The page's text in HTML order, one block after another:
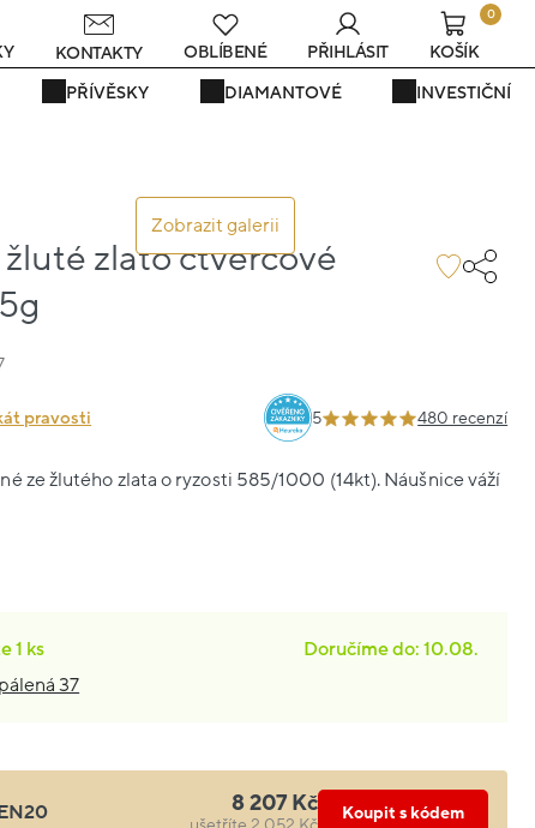
PŘÍVĚSKY DIAMANTOVÉ INVESTIČNÍ
KONTAKTY OBLÍBENÉ PŘIHLÁSIT
0
KOŠÍK
Zobrazit galerii
žluté zlato čtvercové
pravosti 5 480 recenzí
ze žlutého zlata o ryzosti 585/1000 (14kt). Náušnice váží
1 ks
Doručíme do: 10.08.
37
8 207 Kč Koupit s kódem